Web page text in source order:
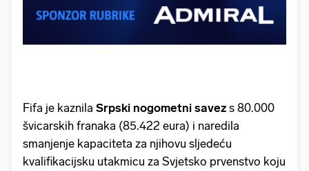
Fifa je kaznila Srpski nogometni savez s 80.000
švicarskih franaka (85.422 eura) i naredila
smanjenje kapaciteta za njihovu sljedeću
kvalifikacijsku utakmicu za Svjetsko prvenstvo koju